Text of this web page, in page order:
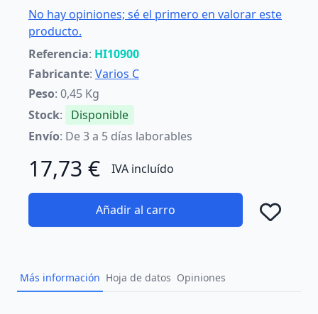
No hay opiniones; sé el primero en valorar este
producto.
Referencia: HI10900
Fabricante: Varios C
Peso: 0,45 Kg
Stock:
Disponible
Envío: De 3 a 5 días laborables
17,73 € IVA incluído
Añadir al carro
Más información Hoja de datos Opiniones